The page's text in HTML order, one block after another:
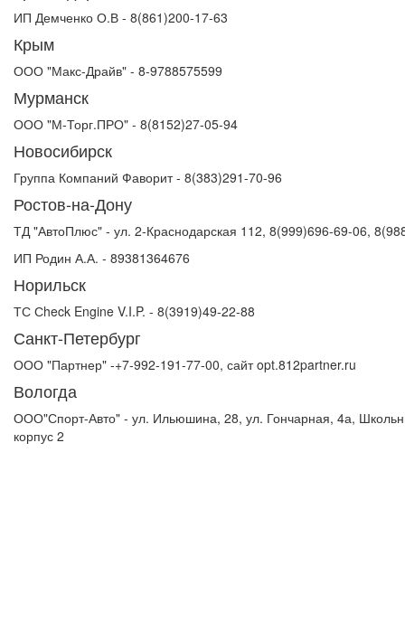
ИП Демченко О.В - 8(861)200-17-63
Крым
ООО "Макс-Драйв" - 8-9788575599
Мурманск
ООО "М-Торг.ПРО" - 8(8152)27-05-94
Новосибирск
Группа Компаний Фаворит - 8(383)291-70-96
Ростов-на-Дону
ТД "АвтоПлюс" - ул. 2-Краснодарская 112, 8(999)696-69-06,
ИП Родин А.А. - 89381364676
Норильск
ТС Сheck Engine V.I.P. - 8(3919)49-22-88
Санкт-Петербург
ООО "Партнер" -+7-992-191-77-00, сайт opt.812partner.ru
Вологда
ООО"Спорт-Авто" - ул. Ильюшина, 28, ул. Гончарная, 4а,
корпус 2